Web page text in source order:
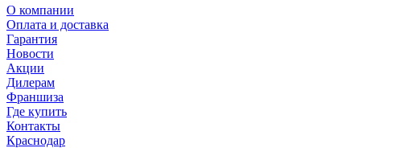
О компании
Оплата и доставка
Гарантия
Новости
Акции
Дилерам
Франшиза
Где купить
Контакты
Краснодар